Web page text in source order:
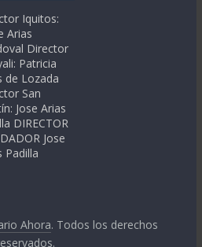
Iquitos:
Arias
Director
Patricia
de Lozada
San
Jose Arias
DIRECTOR
Jose
Padilla
Ahora. Todos los derechos